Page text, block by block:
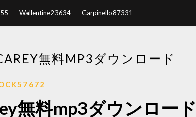
Wallentine23634 Carpinello87331
無料MP3ダウンロード
無料mp3ダウンロード